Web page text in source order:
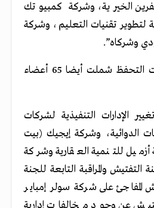
الخيرية، وشركة كمبيوتك
لتطوير تقنيات التعليم، وشركة
وشركاه”.
وذكرت اللجنة أن قرارات التحفظ شملت أيضا 65 أعضاء
الإدارات التنفيذية لشركات
الدوائية، وشركة إيجيك (بيت
للتنمية العقارية وشركة
التفتيش والمراقبة التابعة للجنة
المفاجئ على شركة سولر إمباير